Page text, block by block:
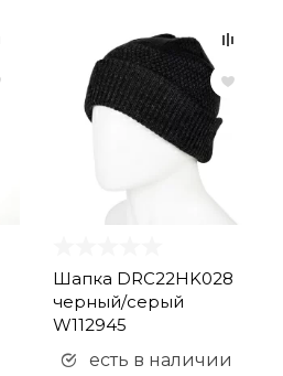
Шапка DRC22HK028
черный/серый
W112945
есть в наличии